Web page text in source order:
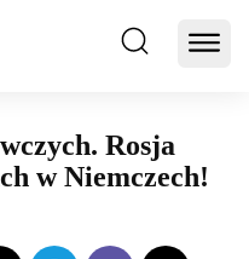
Rosja
w Niemczech!